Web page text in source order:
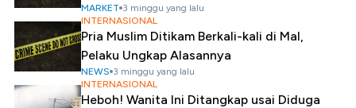
MARKET 3 minggu yang lalu
INTERNASIONAL
Pria Muslim Ditikam Berkali-kali di Mal,
Pelaku Ungkap Alasannya
NEWS 3 minggu yang lalu
INTERNASIONAL
Heboh! Wanita Ini Ditangkap usai Diduga